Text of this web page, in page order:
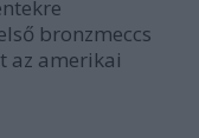
bronzmeccs
az amerikai